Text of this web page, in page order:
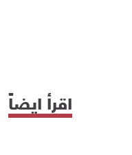
اقرأ ايضاً